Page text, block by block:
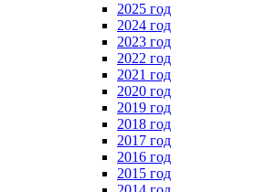
2025 год
2024 год
2023 год
2022 год
2021 год
2020 год
2019 год
2018 год
2017 год
2016 год
2015 год